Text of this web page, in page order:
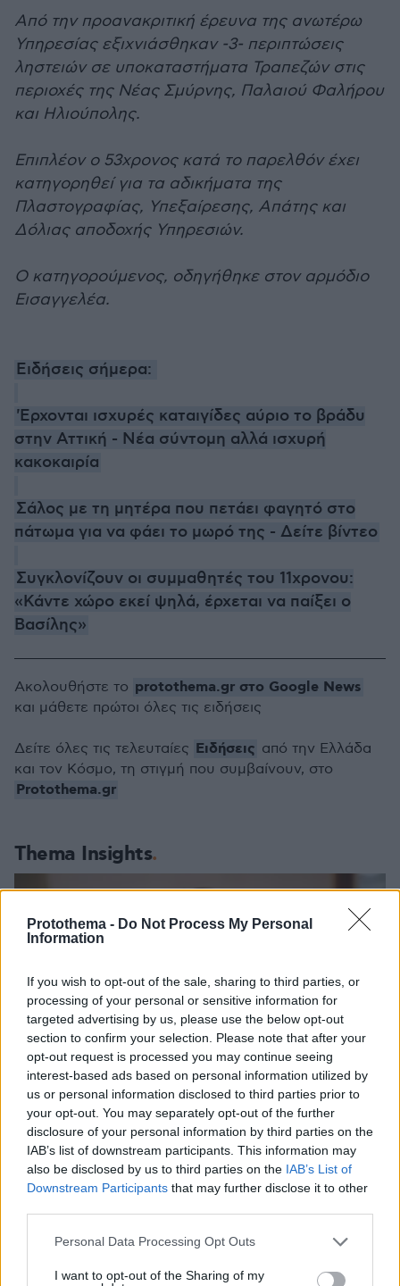
Protothema - Do Not Process My Personal
Information
If you wish to opt-out of the sale, sharing to third parties, or
processing of your personal or sensitive information for
targeted advertising by us, please use the below opt-out
section to confirm your selection. Please note that after your
opt-out request is processed you may continue seeing
interest-based ads based on personal information utilized by
us or personal information disclosed to third parties prior to
your opt-out. You may separately opt-out of the further
disclosure of your personal information by third parties on the
IAB’s list of downstream participants. This information may
also be disclosed by us to third parties on the IAB’s List of
Downstream Participants that may further disclose it to other
Please note that this website/app uses one or more Google
not limited to your visit or usage behaviour. You may click to
Personal Data Processing Opt Outs
I want to opt-out of the Sharing of my
Από την προανακριτική έρευνα της ανωτέρω
Υπηρεσίας εξιχνιάσθηκαν -3- περιπτώσεις
ληστειών σε υποκαταστήματα Τραπεζών στις
περιοχές της Νέας Σμύρνης, Παλαιού Φαλήρου
και Ηλιούπολης.
Επιπλέον ο 53χρονος κατά το παρελθόν έχει
κατηγορηθεί για τα αδικήματα της
Πλαστογραφίας, Υπεξαίρεσης, Απάτης και
Δόλιας αποδοχής Υπηρεσιών.
Ο κατηγορούμενος, οδηγήθηκε στον αρμόδιο
Εισαγγελέα.
Ειδήσεις σήμερα:
'Eρχονται ισχυρές καταιγίδες αύριο το βράδυ
στην Αττική - Νέα σύντομη αλλά ισχυρή
κακοκαιρία
Σάλος με τη μητέρα που πετάει φαγητό στο
πάτωμα για να φάει το μωρό της - Δείτε βίντεο
Συγκλονίζουν οι συμμαθητές του 11χρονου:
«Κάντε χώρο εκεί ψηλά, έρχεται να παίξει ο
Βασίλης»
Thema Insights
Το DEI College παρουσιάζει τη Sophia. Την πρώτη 24/7
Ακολουθήστε το protothema.gr στο Google News
και μάθετε πρώτοι όλες τις ειδήσεις
Δείτε όλες τις τελευταίες Ειδήσεις από την Ελλάδα
και τον Κόσμο, τη στιγμή που συμβαίνουν, στο
Protothema.gr